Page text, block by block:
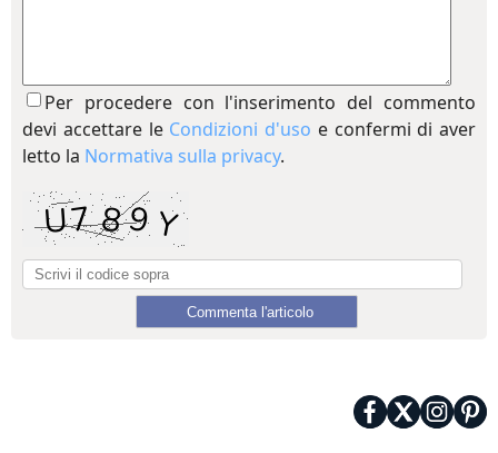
Per procedere con l'inserimento del commento
devi accettare le Condizioni d'uso e confermi di aver
letto la Normativa sulla privacy.